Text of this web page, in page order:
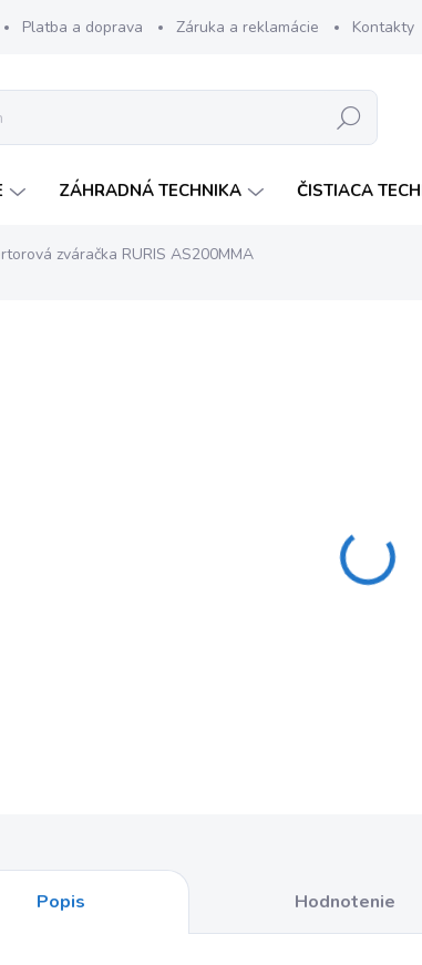
Platba a doprava Záruka a reklamácie Kontakty
Hľadať
ZÁHRADNÁ TECHNIKA ČISTIACA
zváračka RURIS AS200MMA
Popis Hodnotenie